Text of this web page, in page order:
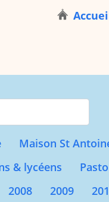
Maison St
& lycéens
2008 2009